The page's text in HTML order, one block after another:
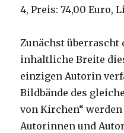
4, Preis: 74,00 Euro,
Zunächst überrascht
inhaltliche Breite
einzigen Autorin
Bildbände des
von Kirchen“
Autorinnen und